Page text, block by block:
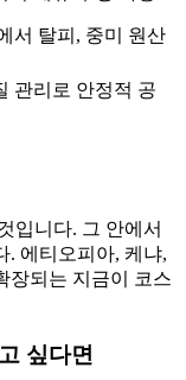
서 탈피, 중미 원산
관리로 안정적 공
입니다. 그 안에서
. 에티오피아, 케냐,
장되는 지금이 코스
싶다면